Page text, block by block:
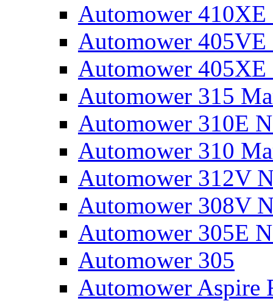
Automower 410XE
Automower 405VE
Automower 405XE
Automower 315
Automower 310E
Automower 310
Automower 312V
Automower 308V
Automower 305E
Automower 305
Automower Aspire